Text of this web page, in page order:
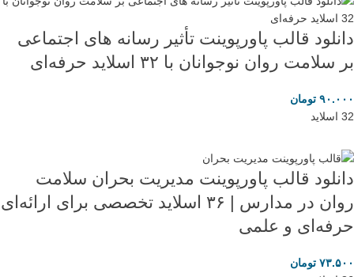
دانلود قالب پاورپوینت تأثیر رسانه های اجتماعی
بر سلامت روان نوجوانان با ۳۲ اسلاید حرفه‌ای
۹۰.۰۰۰ تومان
32 اسلاید
دانلود قالب پاورپوینت مدیریت بحران سلامت
روان در مدارس | ۳۶ اسلاید تخصصی برای ارائه‌ای
حرفه‌ای و علمی
۷۳.۵۰۰ تومان